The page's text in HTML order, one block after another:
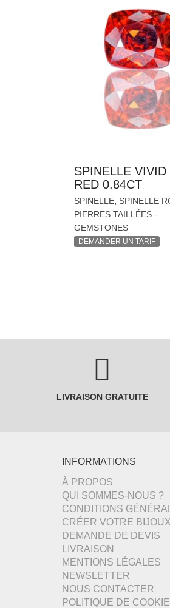
SPINELLE VIVID
RED 0.84CT
SPINELLE, SPINELLE
PIERRES TAILLÉES -
GEMSTONES
DEMANDER UN TARIF
LIVRAISON GRATUITE
INFORMATIONS
À PROPOS
QUI SOMMES-NOUS ?
CONDITIONS
CRÉER VOTRE BIJOUX
DEMANDE DE DEVIS
LIVRAISON
MENTIONS LÉGALES
NEWSLETTER
NOUS CONTACTER
POLITIQUE DE